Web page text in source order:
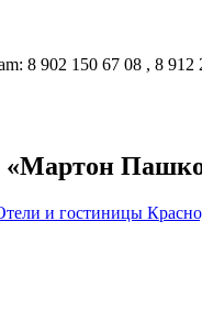
8 902 150 67 08 , 8 912
и гостиницы